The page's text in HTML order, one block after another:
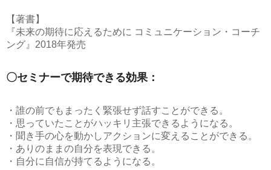
【著書】
『未来の期待に応えるために コミュニケーション・コーチ
ング』2018年発売
〇セミナーで期待できる効果：
・誰の前でもまったく緊張せず話すことができる。
・思っていたことがハッキリ主張できるようになる。
・聞き手の心を動かしアクションに変えることができる。
・ありのままの自分を表現できる。
・自分に自信が持てるようになる。